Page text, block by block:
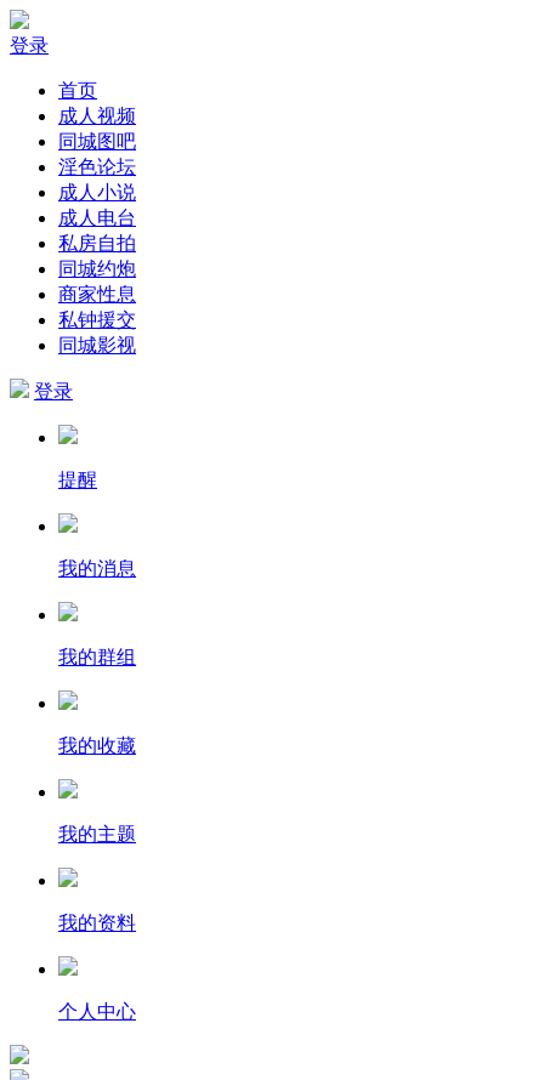
登录
首页
成人视频
同城图吧
淫色论坛
成人小说
成人电台
私房自拍
同城约炮
商家性息
私钟援交
同城影视
登录
提醒
我的消息
我的群组
我的收藏
我的主题
我的资料
个人中心